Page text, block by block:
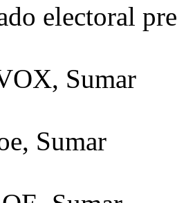
electoral
Sumar
Sumar